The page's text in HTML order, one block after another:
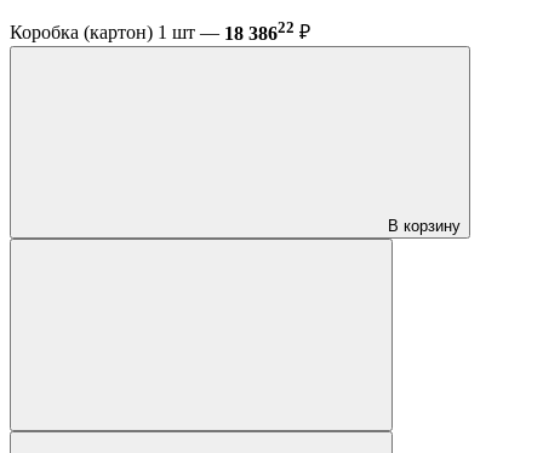
Коробка (картон) 1 шт — 18 38622 ₽
В корзину